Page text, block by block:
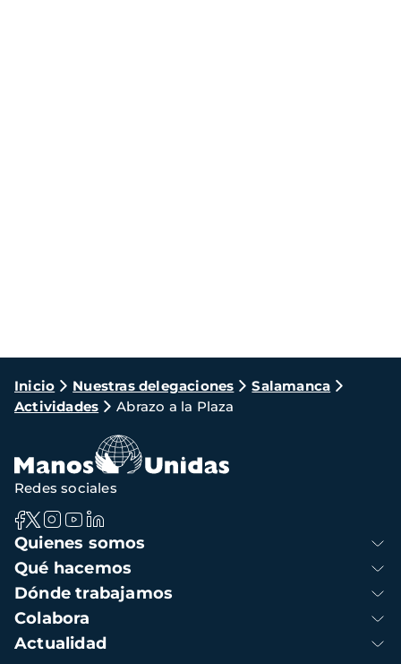
Ruta
de
navegación
Inicio Nuestras delegaciones
Salamanca
Actividades
Abrazo a la Plaza
Navegación
principal
Quienes somos
Qué hacemos
Dónde trabajamos
Colabora
Actualidad
Redes sociales